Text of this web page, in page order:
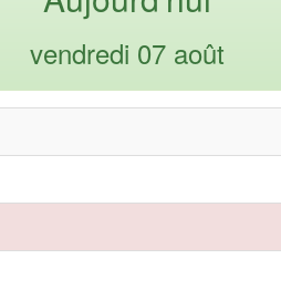
vendredi 07 août